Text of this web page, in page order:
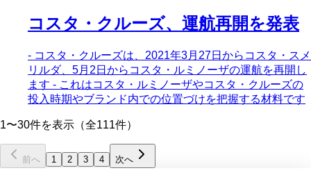
コスタ・クルーズ、運航再開を発表
- コスタ・クルーズは、2021年3月27日からコスタ・スメ
リルダ、5月2日からコスタ・ルミノーザの運航を再開し
ます - これはコスタ・ルミノーザやコスタ・クルーズの
投入時期やブランド内での位置づけを把握する材料です
1〜30件を表示（全111件）
前へ 1 2 3 4 次へ